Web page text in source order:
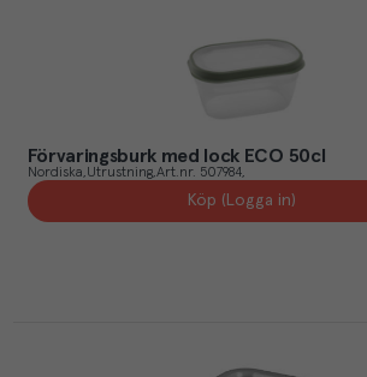
Förvaringsburk med lock ECO 50cl
Nordiska Utrustning Art.nr. 507984
Köp (Logga in)